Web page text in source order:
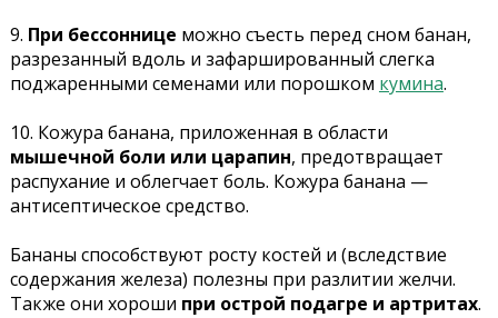
9. При бессоннице можно съесть перед сном банан,
разрезанный вдоль и зафаршированный слегка
поджаренными семенами или порошком кумина.
10. Кожура банана, приложенная в области
мышечной боли или царапин, предотвращает
распухание и облегчает боль. Кожура банана —
антисептическое средство.
Бананы способствуют росту костей и (вследствие
содержания железа) полезны при разлитии желчи.
Также они хороши при острой подагре и артритах.